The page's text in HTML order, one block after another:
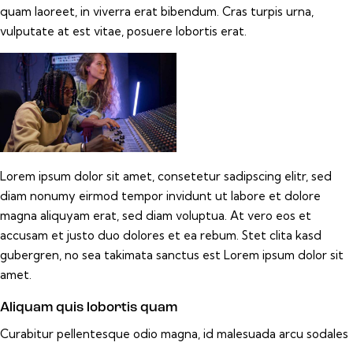
quam laoreet, in viverra erat bibendum. Cras turpis urna,
vulputate at est vitae, posuere lobortis erat.
Lorem ipsum dolor sit amet, consetetur sadipscing elitr, sed
diam nonumy eirmod tempor invidunt ut labore et dolore
magna aliquyam erat, sed diam voluptua. At vero eos et
accusam et justo duo dolores et ea rebum. Stet clita kasd
gubergren, no sea takimata sanctus est Lorem ipsum dolor sit
amet.
Aliquam quis lobortis quam
Curabitur pellentesque odio magna, id malesuada arcu sodales